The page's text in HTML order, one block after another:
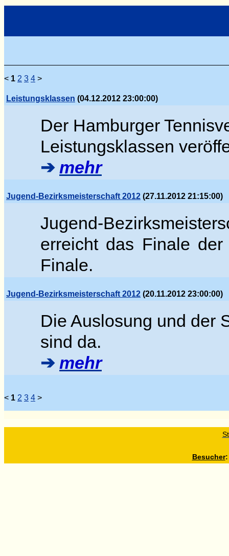
< 1 2 3 4 >
Leistungsklassen (04.12.2012 23:00:00)
Der Hamburger
Leistungsklassen
➔ mehr
Jugend-Bezirksmeisterschaft 2012 (27.11.2012 21:15:00)
Jugend-
erreicht das Finale
Finale.
Jugend-Bezirksmeisterschaft 2012 (20.11.2012 23:00:00)
Die Auslosung und der
sind da.
➔ mehr
< 1 2 3 4 >
Besucher